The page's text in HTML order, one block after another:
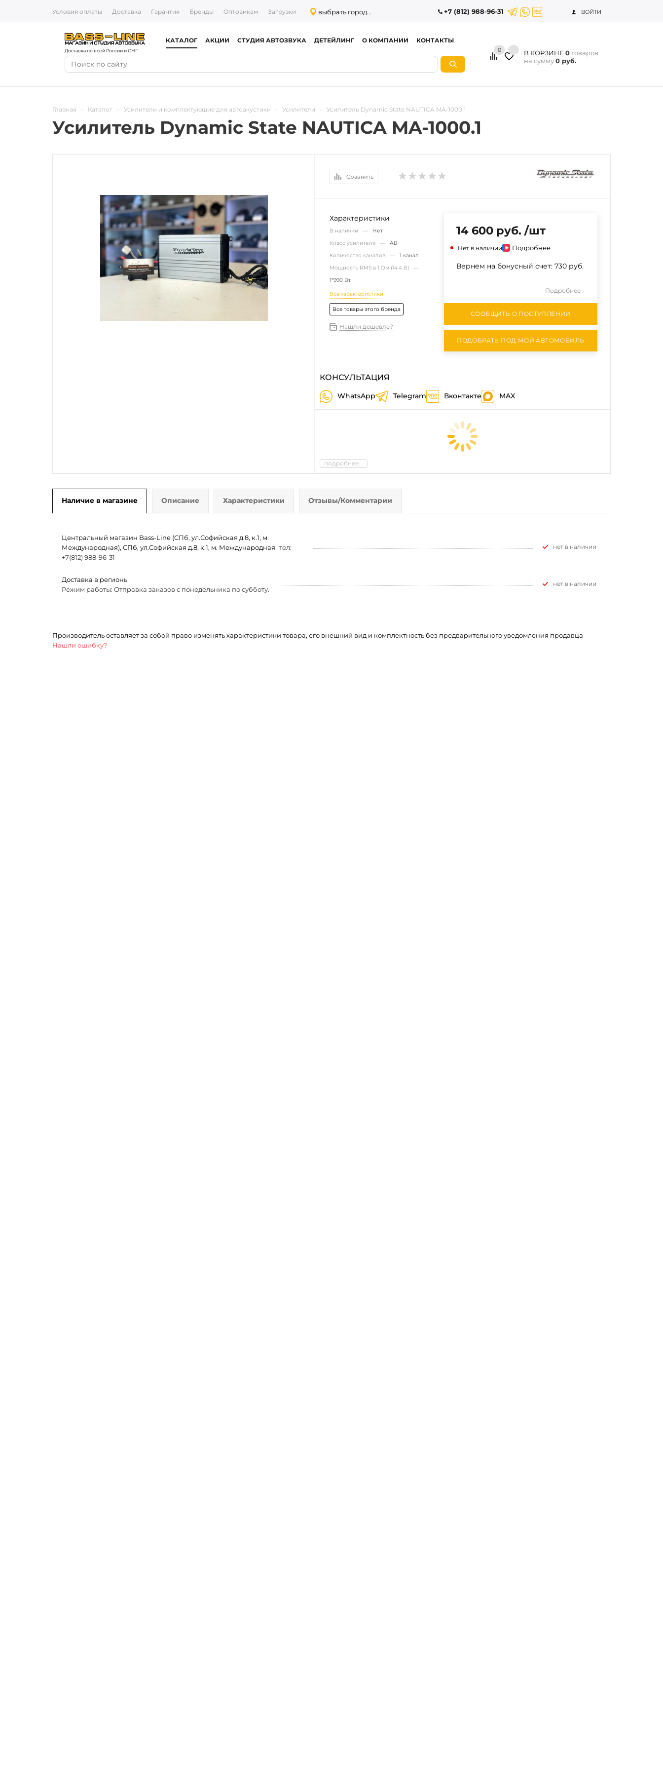
Условия оплаты Доставка Гарантия Бренды Оптовикам Загрузки выбрать город... +7 (812) 988-96-31 ВОЙТИ
Доставка по всей России и СНГ
КАТАЛОГ АКЦИИ СТУДИЯ АВТОЗВУКА ДЕТЕЙЛИНГ О КОМПАНИИ КОНТАКТЫ
0 В КОРЗИНЕ 0товаров
на сумму0 руб.
Главная - Каталог - Усилители и комплектующие для автоакустики - Усилители - Усилитель Dynamic State NAUTICA MA-1000.1
Усилитель Dynamic State NAUTICA MA-1000.1
Сравнить
Характеристики
В наличии — Нет
Класс усилителя —AB
Количество каналов —1 канал
Мощность RMS в 1 Ом (14.4 В) —
1*990 Вт
Все характеристики
Все товары этого бренда
Нашли дешевле?
14 600 руб. /шт
Нет в наличии Подробнее
Вернем на бонусный счет: 730 руб.
Подробнее
СООБЩИТЬ О ПОСТУПЛЕНИИ
ПОДОБРАТЬ ПОД МОЙ АВТОМОБИЛЬ
КОНСУЛЬТАЦИЯ
WhatsApp Telegram Вконтакте MAX
подробнее...
Наличие в магазине Описание Характеристики Отзывы/Комментарии
Центральный магазин Bass-Line (СПб, ул.Софийская д.8, к.1, м.
Международная), СПб, ул.Софийская д.8, к.1, м. Международная тел:
+7(812) 988-96-31
Нет в наличии
Доставка в регионы
Режим работы: Отправка заказов с понедельника по субботу.
Нет в наличии
Производитель оставляет за собой право изменять характеристики товара, его внешний вид и комплектность без предварительного уведомления продавца
Нашли ошибку?